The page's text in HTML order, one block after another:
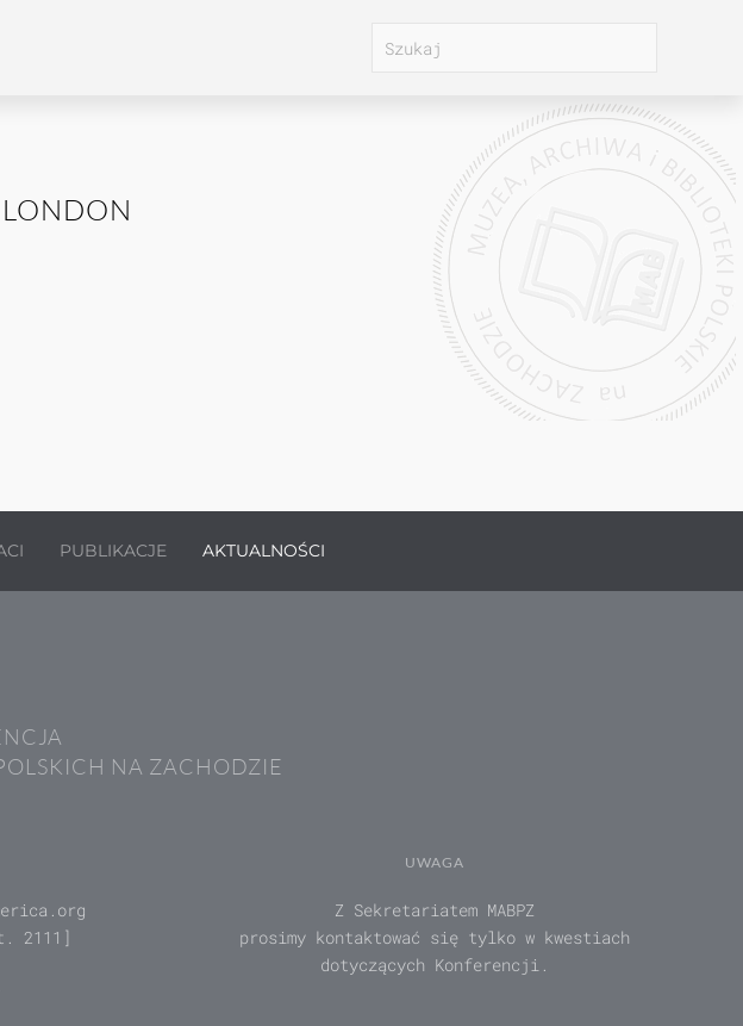
PUBLIKACJE AKTUALNOŚCI
NA ZACHODZIE
2111]
UWAGA
Z Sekretariatem MABPZ
prosimy kontaktować się tylko w kwestiach
dotyczących Konferencji.